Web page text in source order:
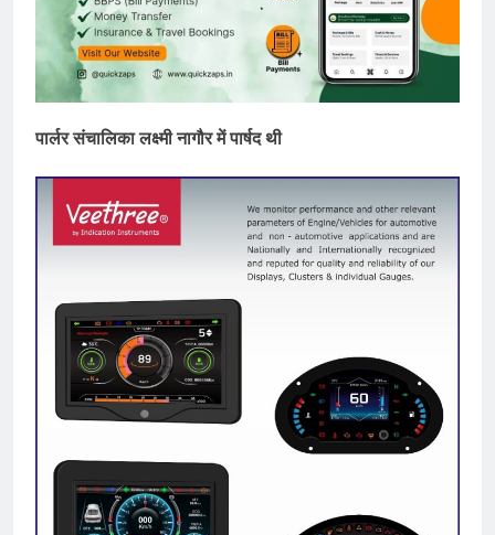
पार्लर संचालिका लक्ष्मी नागौर में पार्षद थी